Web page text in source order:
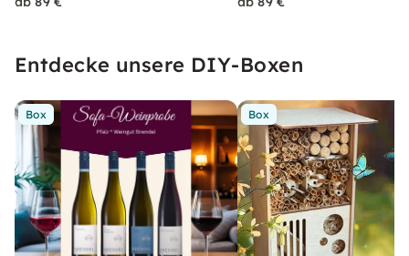
Entdecke unsere DIY-Boxen
Box Box